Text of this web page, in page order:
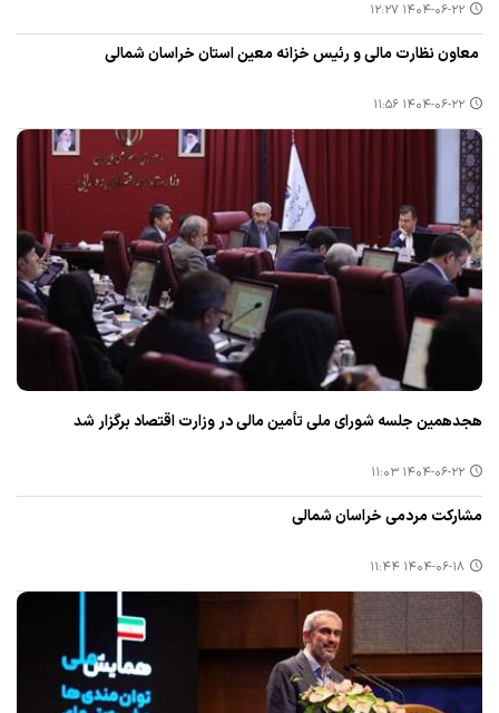
۱۴۰۴-۰۶-۲۲ ۱۲:۲۷
معاون نظارت مالی و رئیس خزانه معین استان خراسان شمالی
۱۴۰۴-۰۶-۲۲ ۱۱:۵۶
هجدهمین جلسه شورای ملی تأمین مالی در وزارت اقتصاد برگزار شد
۱۴۰۴-۰۶-۲۲ ۱۱:۰۳
مشارکت مردمی خراسان شمالی
۱۴۰۴-۰۶-۱۸ ۱۱:۴۴